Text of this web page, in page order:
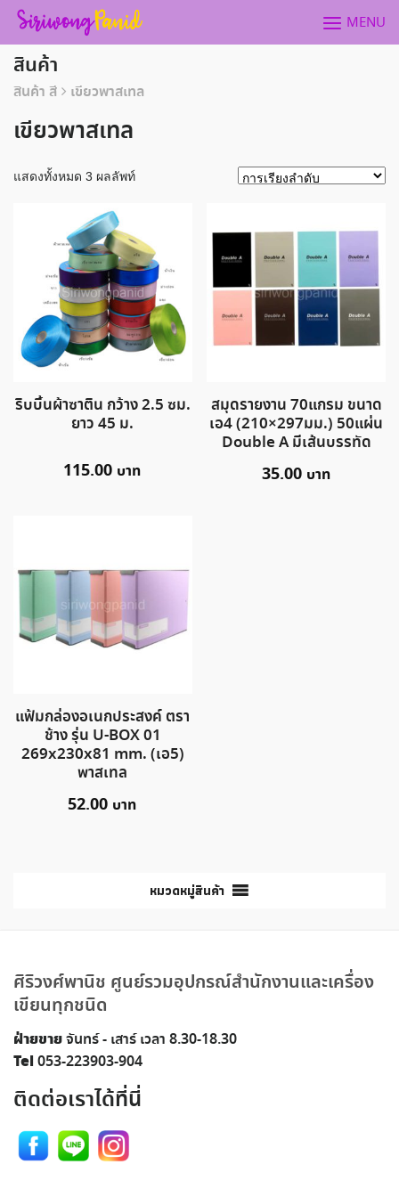
Skip
content
MENU
สินค้า
สินค้า สี เขียวพาสเทล
เขียวพาสเทล
แสดงทั้งหมด 3 ผลลัพท์
ริบบิ้นผ้าซาติน กว้าง 2.5 ซม.
ยาว 45 ม.
115.00
สมุดรายงาน 70แกรม ขนาด
เอ4 (210×297มม.) 50แผ่น
Double A มีเส้นบรรทัด
35.00
แฟ้มกล่องอเนกประสงค์ ตรา
ช้าง รุ่น U-BOX 01
269x230x81 mm. (เอ5)
พาสเทล
52.00
หมวดหมู่สินค้า
ศิริวงศ์พานิช ศูนย์รวมอุปกรณ์สำนักงานและเครื่อง
เขียนทุกชนิด
ฝ่ายขายจันทร์ - เสาร์ เวลา 8.30-18.30
Tel053-223903-904
ติดต่อเราได้ที่นี่